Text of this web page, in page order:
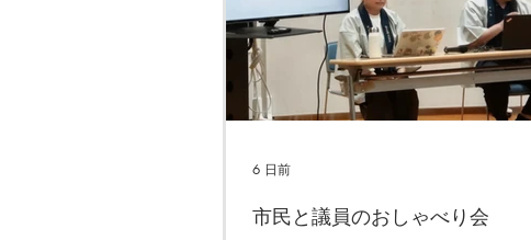
市民と議員のおしゃべり会
6 日前